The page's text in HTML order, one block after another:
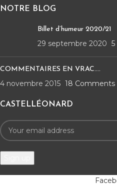
NOTRE BLOG
Billet d’humeur 2020/21
29 septembre 2020
COMMENTAIRES EN VRAC….
4 novembre 2015 18 Comments
CASTELLÉONARD